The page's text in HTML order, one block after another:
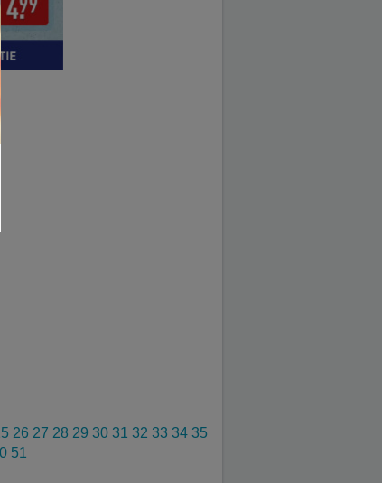
26 27 28 29 30 31 32 33 34 35
51